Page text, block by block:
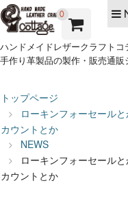
0
ハンドメイドレザークラフト
手作り革製品の製作・販売通販
トップページ
ローキンフォーセール
カウントとか
NEWS
ローキンフォーセール
カウントとか